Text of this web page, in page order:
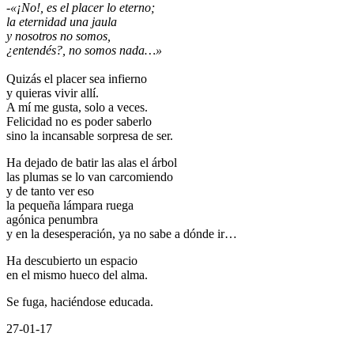
-«¡No!, es el placer lo eterno;
la eternidad una jaula
y nosotros no somos,
¿entendés?, no somos nada…»
Quizás el placer sea infierno
y quieras vivir allí.
A mí me gusta, solo a veces.
Felicidad no es poder saberlo
sino la incansable sorpresa de ser.
Ha dejado de batir las alas el árbol
las plumas se lo van carcomiendo
y de tanto ver eso
la pequeña lámpara ruega
agónica penumbra
y en la desesperación, ya no sabe a dónde ir…
Ha descubierto un espacio
en el mismo hueco del alma.
Se fuga, haciéndose educada.
27-01-17